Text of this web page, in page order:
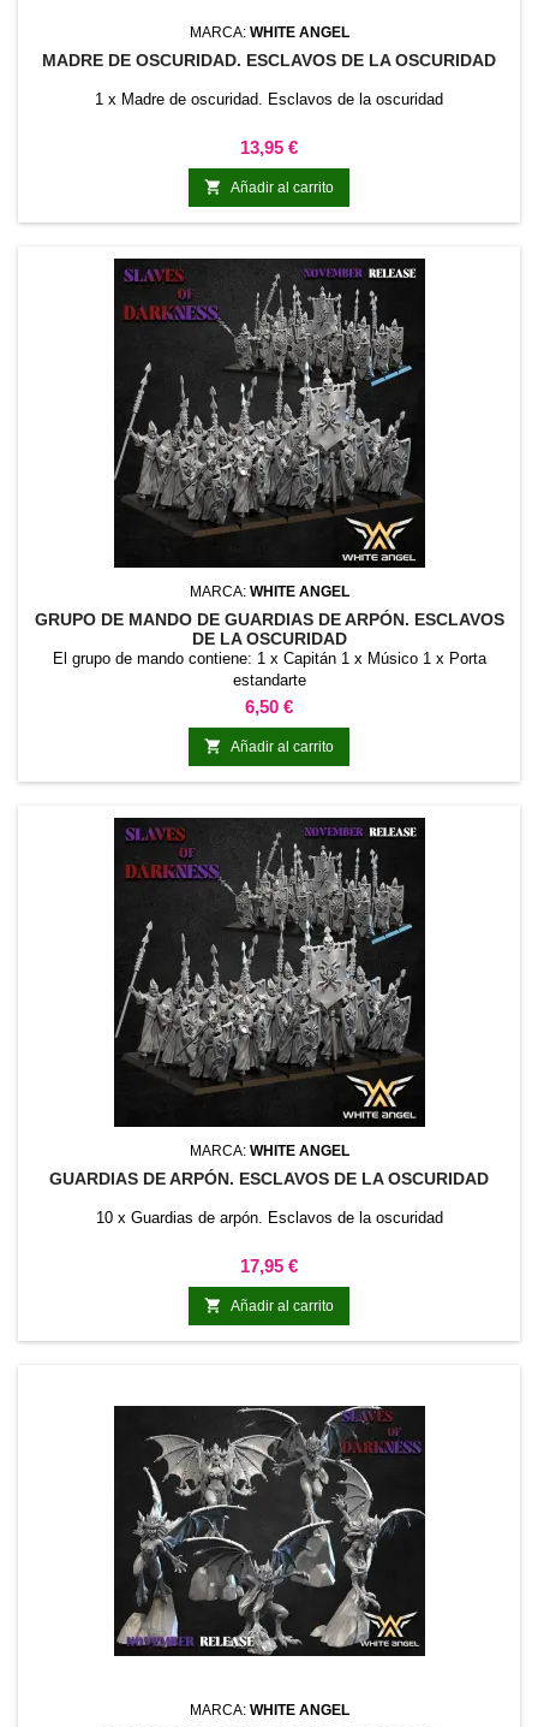
MARCA: WHITE ANGEL
MADRE DE OSCURIDAD. ESCLAVOS DE LA OSCURIDAD
1 x Madre de oscuridad. Esclavos de la oscuridad
Precio
13,95 €
 Añadir al carrito
MARCA: WHITE ANGEL
GRUPO DE MANDO DE GUARDIAS DE ARPÓN. ESCLAVOS
DE LA OSCURIDAD
El grupo de mando contiene: 1 x Capitán 1 x Músico 1 x Porta
estandarte
Precio
6,50 €
 Añadir al carrito
MARCA: WHITE ANGEL
GUARDIAS DE ARPÓN. ESCLAVOS DE LA OSCURIDAD
10 x Guardias de arpón. Esclavos de la oscuridad
Precio
17,95 €
 Añadir al carrito
MARCA: WHITE ANGEL